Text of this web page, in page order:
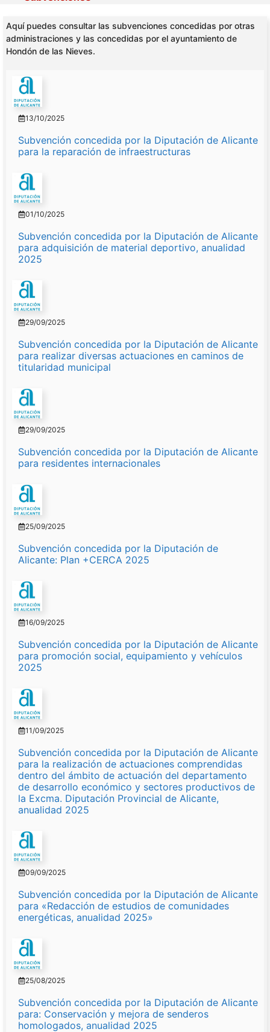
Aquí puedes consultar las subvenciones concedidas por otras
administraciones y las concedidas por el ayuntamiento de
Hondón de las Nieves.
13/10/2025
Subvención concedida por la Diputación de Alicante
para la reparación de infraestructuras
01/10/2025
Subvención concedida por la Diputación de Alicante
para adquisición de material deportivo, anualidad
2025
29/09/2025
Subvención concedida por la Diputación de Alicante
para realizar diversas actuaciones en caminos de
titularidad municipal
29/09/2025
Subvención concedida por la Diputación de Alicante
para residentes internacionales
25/09/2025
Subvención concedida por la Diputación de
Alicante: Plan +CERCA 2025
16/09/2025
Subvención concedida por la Diputación de Alicante
para promoción social, equipamiento y vehículos
2025
11/09/2025
Subvención concedida por la Diputación de Alicante
para la realización de actuaciones comprendidas
dentro del ámbito de actuación del departamento
de desarrollo económico y sectores productivos de
la Excma. Diputación Provincial de Alicante,
anualidad 2025
09/09/2025
Subvención concedida por la Diputación de Alicante
para «Redacción de estudios de comunidades
energéticas, anualidad 2025»
25/08/2025
Subvención concedida por la Diputación de Alicante
para: Conservación y mejora de senderos
homologados, anualidad 2025